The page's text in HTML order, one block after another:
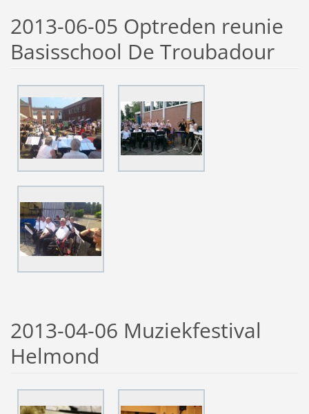
2013-06-05 Optreden reunie
Basisschool De Troubadour
2013-04-06 Muziekfestival
Helmond